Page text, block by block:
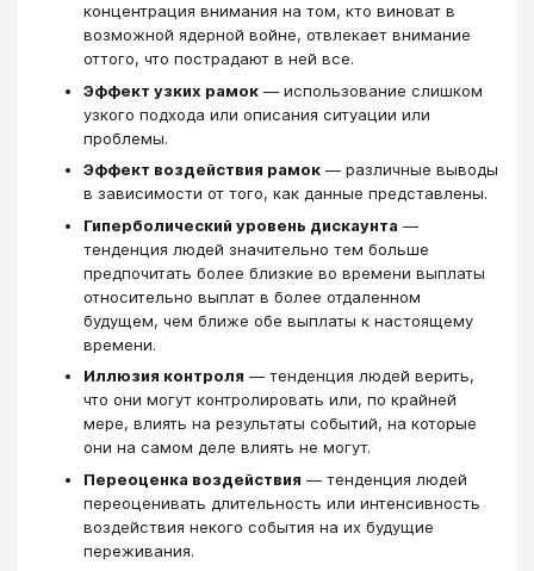
концентрация внимания на том, кто виноват в
возможной ядерной войне, отвлекает внимание
оттого, что пострадают в ней все.
Эффект узких рамок — использование слишком
узкого подхода или описания ситуации или
проблемы.
Эффект воздействия рамок — различные выводы
в зависимости от того, как данные представлены.
Гиперболический уровень дискаунта —
тенденция людей значительно тем больше
предпочитать более близкие во времени выплаты
относительно выплат в более отдаленном
будущем, чем ближе обе выплаты к настоящему
времени.
Иллюзия контроля — тенденция людей верить,
что они могут контролировать или, по крайней
мере, влиять на результаты событий, на которые
они на самом деле влиять не могут.
Переоценка воздействия — тенденция людей
переоценивать длительность или интенсивность
воздействия некого события на их будущие
переживания.